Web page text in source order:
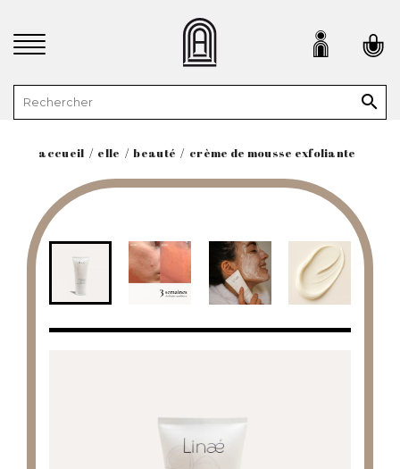

accueil elle beauté crème de mousse exfoliante